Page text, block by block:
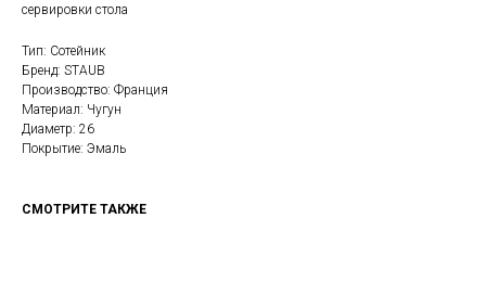
сервировки стола
Тип: Сотейник
Бренд: STAUB
Производство: Франция
Материал: Чугун
Диаметр: 26
Покрытие: Эмаль
СМОТРИТЕ ТАКЖЕ